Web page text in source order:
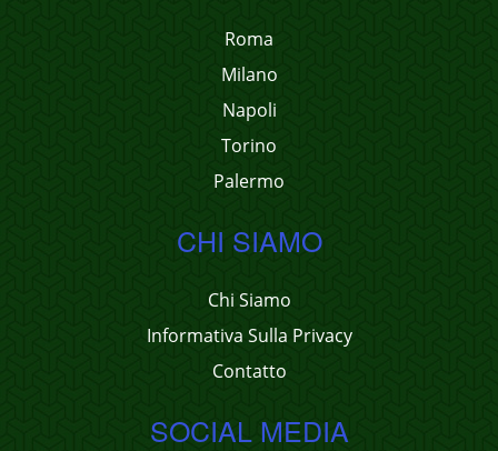
Roma
Milano
Napoli
Torino
Palermo
CHI SIAMO
Chi Siamo
Informativa Sulla Privacy
Contatto
SOCIAL MEDIA